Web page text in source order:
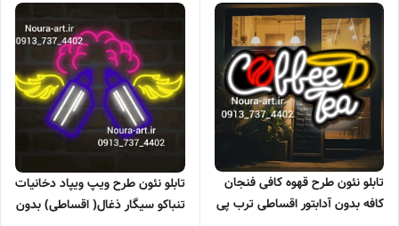
تابلو نئون طرح قهوه کافی فنجان
کافه بدون آدابتور اقساطی ترب پی
تابلو نئون طرح ویپ ویپاد دخانیات
تنباکو سیگار ذغال( اقساطی) بدون